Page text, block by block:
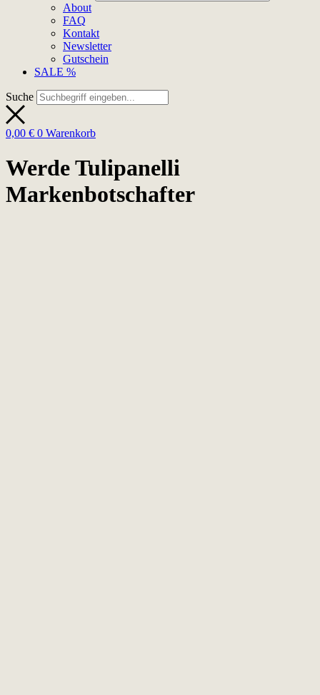
About
FAQ
Kontakt
Newsletter
Gutschein
SALE %
Suche
0,00 € 0 Warenkorb
Werde Tulipanelli
Markenbotschafter